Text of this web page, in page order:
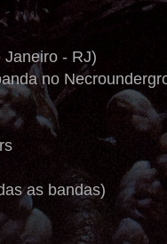
- RJ)
no
as bandas)